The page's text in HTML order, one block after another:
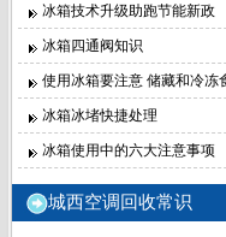
冰箱技术升级助跑节能新政
冰箱四通阀知识
使用冰箱要注意 储藏和冷冻
冰箱冰堵快捷处理
冰箱使用中的六大注意事项
城西空调回收常识